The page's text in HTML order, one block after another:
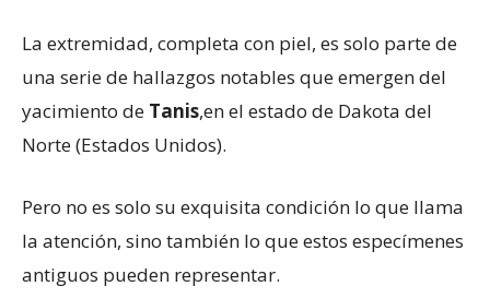
La extremidad, completa con piel, es solo parte de
una serie de hallazgos notables que emergen del
yacimiento de Tanis,en el estado de Dakota del
Norte (Estados Unidos).
Pero no es solo su exquisita condición lo que llama
la atención, sino también lo que estos especímenes
antiguos pueden representar.